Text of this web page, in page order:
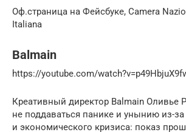
Оф.страница на Фейсбуке, Camera
Italiana
Balmain
https://youtube.com/
Креативный директор Balmain Оливье
не поддаваться панике и унынию из-
и экономического кризиса: показ